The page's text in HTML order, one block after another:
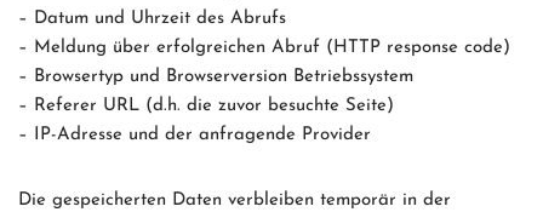
– Datum und Uhrzeit des Abrufs
– Meldung über erfolgreichen Abruf (HTTP response code)
– Browsertyp und Browserversion Betriebssystem
– Referer URL (d.h. die zuvor besuchte Seite)
– IP-Adresse und der anfragende Provider
Die gespeicherten Daten verbleiben temporär in der